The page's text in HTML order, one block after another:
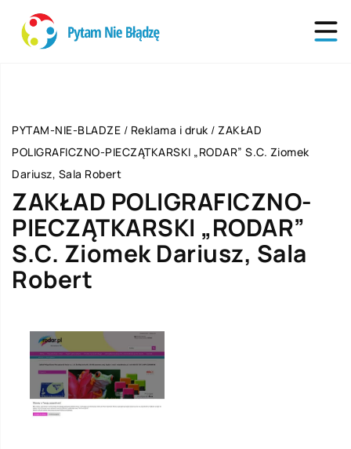
PYTAM-NIE-BLADZE / Reklama i druk / ZAKŁAD
POLIGRAFICZNO-PIECZĄTKARSKI „RODAR” S.C. Ziomek
Dariusz, Sala Robert
ZAKŁAD POLIGRAFICZNO-
PIECZĄTKARSKI „RODAR”
S.C. Ziomek Dariusz, Sala
Robert